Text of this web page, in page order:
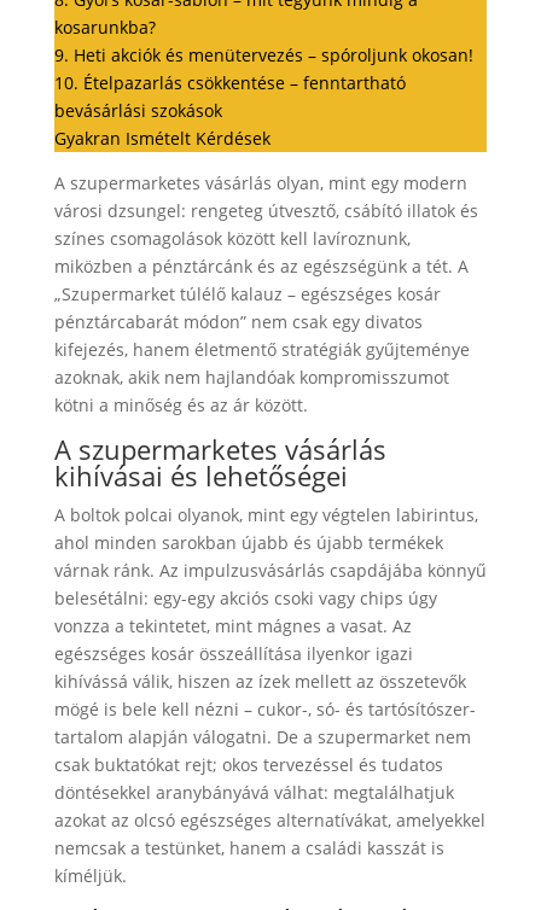
kosarunkba?
9. Heti akciók és menütervezés – spóroljunk okosan!
10. Ételpazarlás csökkentése – fenntartható
bevásárlási szokások
Gyakran Ismételt Kérdések
A szupermarketes vásárlás olyan, mint egy modern
városi dzsungel: rengeteg útvesztő, csábító illatok és
színes csomagolások között kell lavíroznunk,
miközben a pénztárcánk és az egészségünk a tét. A
„Szupermarket túlélő kalauz – egészséges kosár
pénztárcabarát módon” nem csak egy divatos
kifejezés, hanem életmentő stratégiák gyűjteménye
azoknak, akik nem hajlandóak kompromisszumot
kötni a minőség és az ár között.
A szupermarketes vásárlás
kihívásai és lehetőségei
A boltok polcai olyanok, mint egy végtelen labirintus,
ahol minden sarokban újabb és újabb termékek
várnak ránk. Az impulzusvásárlás csapdájába könnyű
belesétálni: egy-egy akciós csoki vagy chips úgy
vonzza a tekintetet, mint mágnes a vasat. Az
egészséges kosár összeállítása ilyenkor igazi
kihívássá válik, hiszen az ízek mellett az összetevők
mögé is bele kell nézni – cukor-, só- és tartósítószer-
tartalom alapján válogatni. De a szupermarket nem
csak buktatókat rejt; okos tervezéssel és tudatos
döntésekkel aranybányává válhat: megtalálhatjuk
azokat az olcsó egészséges alternatívákat, amelyekkel
nemcsak a testünket, hanem a családi kasszát is
kíméljük.